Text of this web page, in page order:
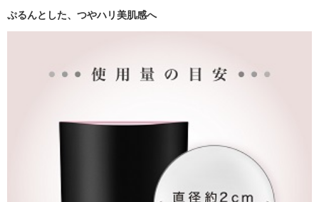
ぷるんとした、つやハリ美肌感へ